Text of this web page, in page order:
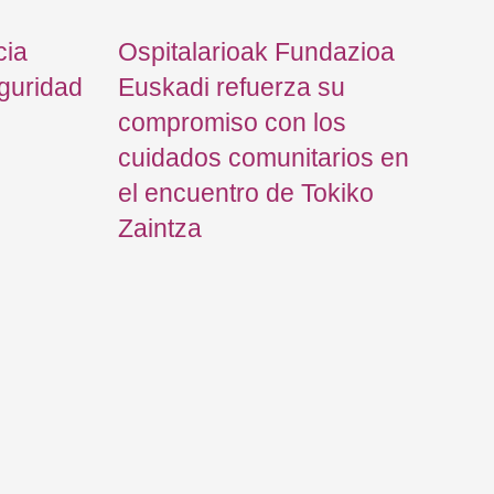
Ospitalarioak Fundazioa
Euskadi refuerza su
compromiso con los
cuidados comunitarios en
el encuentro de Tokiko
Zaintza